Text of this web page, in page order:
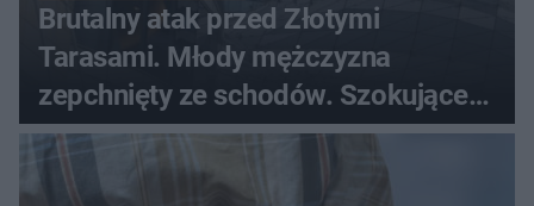
Brutalny atak przed Złotymi
Tarasami. Młody mężczyzna
zepchnięty ze schodów. Szokujące
nagranie krąży po sieci